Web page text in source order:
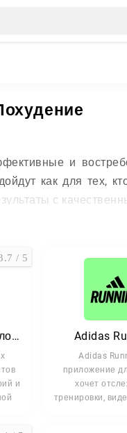
и
как для тех,
с
настоящий
помогут
моменты.
подходящий
шагов и общей
YAZIO - Подсчет Калорий
и
/ 5
Adidas
Adidas
приложение
хочет
тренировки,